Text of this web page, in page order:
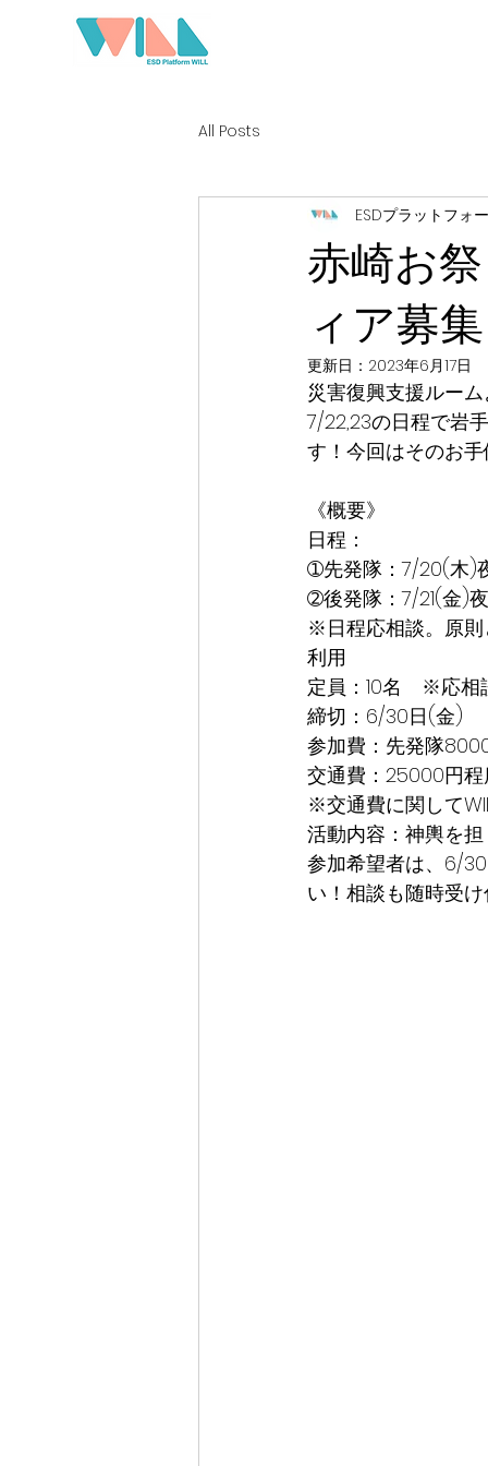
All Posts
赤崎お
ィア募
ESDプラットフォ
更新日： 2023年6月17日
災害復興支援ルー
7/22,23の日程で岩
す！今回はそのお
《概要》
日程：
➀先発隊：7/20(木)
➁後発隊：7/21(金)
※日程応相談。原則
利用
定員：10名　※応相
締切：6/30日(金)
参加費：先発隊
交通費：25000円
※交通費に関して
活動内容：神輿を
参加希望者は、6/
い！相談も随時受